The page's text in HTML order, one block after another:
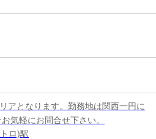
アとなります。勤務地は関西一円に
気軽にお問合せ下さい。
ロ)駅